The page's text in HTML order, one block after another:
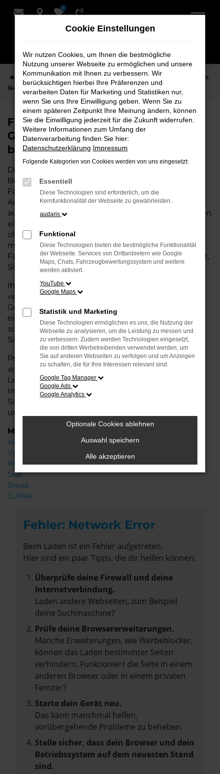
Zum
0
Startseite Bremervörde Škoda Škoda Octavia
Finden Sie Ihren
Škoda Octavia Gebrauchtwagen für Bremervörde bei Schmidt + Koch
Finden Sie Ihren Škoda Octavia
Gebrauchtwagen für Bremervörde
bei Schmidt + Koch
Der Škoda Octavia ist die perfekte Wahl für alle in
Bremervörde, die ein zuverlässiges und modernes
Fahrzeug suchen.Mit seiner erstklassigen
Ausstattung, der niedrigen Laufleistung und der
ausgezeichneten Pflege ist dieser Gebrauchtwagen
eine kostengünstige Alternative zum Neuwagen,
ohne auf Komfort und Qualität verzichten zu
müssen. Ob im Stadtverkehr oder für längere
Fahrten, der Octavia überzeugt durch Fahrkomfort,
Sicherheit und Wirtschaftlichkeit.
Ihr Škoda Autohaus in Bremervörde ist Ihr
vertrauenswürdiger Partner, wenn es um
Gebrauchtwagen geht. Wir bieten Ihnen nicht nur
eine große Auswahl an geprüften Fahrzeugen,
sondern auch eine fachkundige Beratung, damit
Sie das für Sie passende Modell finden.
Profitieren Sie von unseren zusätzlichenServices
wie attraktiven Finanzierungsmöglichkeiten,
Leasingangeboten und der bequemen
Inzahlungnahme Ihres alten Fahrzeugs. Besuchen
Sie uns und überzeugen Sie sich von der Qualität
und dem Service, den wir Ihnen bieten!
Marken
Audi
VW
Porsche
Seat
Škoda
CUPRA
Fehler: Network Error
Beim Laden ist ein Fehler aufgetreten.
Hier sind ein paar Tipps, die dir helfen können:
Überprüfe deine Firewall und deine
Internetverbindung.
Laden andere Webseiten, zum Beispiel
deine Suchmaschine?
Prüfe deine Browsererweiterungen.
Manche Erweiterungen, wie Werbeblocker,
können das Laden bestimmter Seiten
verhindern. Funktioniert die Seite in einem
anderen Browser oder in einem privaten
Fenster?
Starte dein Gerät neu.
Das kann manchmal helfen,
vorübergehende Probleme zu beheben.
Stelle sicher, dass dein Browser und dein
Betriebssystem auf dem neuesten Stand
sind.
Cookie Einstellungen
Wir nutzen Cookies, um Ihnen die bestmögliche
Nutzung unserer Webseite zu ermöglichen und unsere
Kommunikation mit Ihnen zu verbessern. Wir
berücksichtigen hierbei Ihre Präferenzen und
verarbeiten Daten für Marketing und Statistiken nur,
wenn Sie uns Ihre Einwilligung geben. Wenn Sie zu
einem späteren Zeitpunkt Ihre Meinung ändern, können
Sie die Einwilligung jederzeit für die Zukunft widerrufen.
Weitere Informationen zum Umfang der
Datenverarbeitung finden Sie hier:
Datenschutzerklärung Impressum
Folgende Kategorien von Cookies werden von uns eingesetzt:
Essentiell
Diese Technologien sind erforderlich, um die
Kernfunktionalität der Webseite zu gewährleisten.
audaris
Funktional
Diese Technologien bieten die bestmögliche Funktionalität
der Webseite. Services von Drittanbietern wie Google
Maps, Chats, Fahrzeugbewertungssystem und weitere
werden aktiviert.
YouTube
Google Maps
Statistik und Marketing
Diese Technologien ermöglichen es uns, die Nutzung der
Webseite zu analysieren, um die Leistung zu messen und
zu verbessern. Zudem werden Technologien eingesetzt,
die von dritten Werbetreibenden verwendet werden, um
Sie auf anderen Webseiten zu verfolgen und um Anzeigen
zu schalten, die für Ihre Interessen relevant sind.
Google Tag Manager
Google Ads
Google Analytics
Optionale Cookies ablehnen
Auswahl speichern
Alle akzeptieren